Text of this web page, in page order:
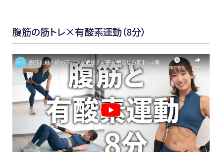
腹筋の筋トレ×有酸素運動（8分）